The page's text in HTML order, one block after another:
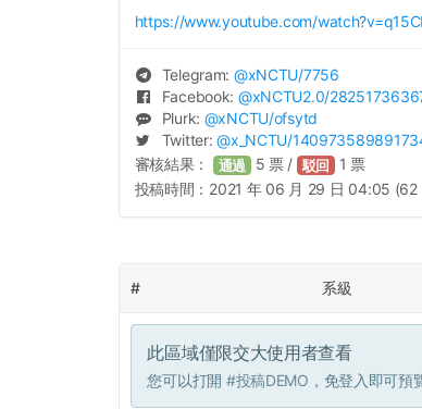
https://www.youtube.com/
Telegram: @xNCTU/7756
Facebook: @xNCTU2.0/
Plurk: @xNCTU/ofsytd
Twitter:@x_NCTU/
審核結果： 通過 5 票 / 駁回 1 票
投稿時間： 2021 年 06 月 29 日 04:05 (62
# 系級
此區域僅限交大使用者查看
您可以打開 #投稿DEMO ，免登入即可預